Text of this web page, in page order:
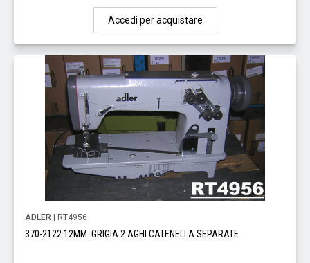
Accedi per acquistare
ADLER | RT4956
370-2122 12MM. GRIGIA 2 AGHI CATENELLA SEPARATE